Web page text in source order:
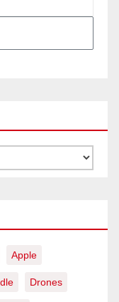
Apple
Drones